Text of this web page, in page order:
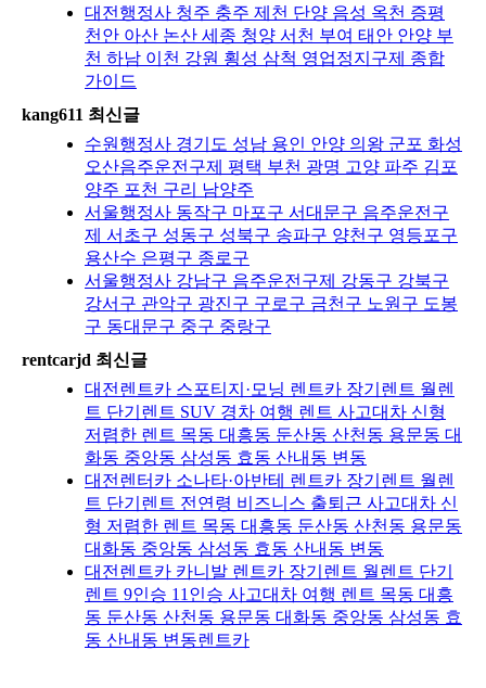
대전행정사 청주 충주 제천 단양 음성 옥천 증평
천안 아산 논산 세종 청양 서천 부여 태안 안양 부
천 하남 이천 강원 횡성 삼척 영업정지구제 종합
가이드
kang611 최신글
수원행정사 경기도 성남 용인 안양 의왕 군포 화성
오산음주운전구제 평택 부천 광명 고양 파주 김포
양주 포천 구리 남양주
서울행정사 동작구 마포구 서대문구 음주운전구
제 서초구 성동구 성북구 송파구 양천구 영등포구
용산수 은평구 종로구
서울행정사 강남구 음주운전구제 강동구 강북구
강서구 관악구 광진구 구로구 금천구 노원구 도봉
구 동대문구 중구 중랑구
rentcarjd 최신글
대전렌트카 스포티지·모닝 렌트카 장기렌트 월렌
트 단기렌트 SUV 경차 여행 렌트 사고대차 신형
저렴한 렌트 목동 대흥동 둔산동 산천동 용문동 대
화동 중앙동 삼성동 효동 산내동 변동
대전렌터카 소나타·아반테 렌트카 장기렌트 월렌
트 단기렌트 전연령 비즈니스 출퇴근 사고대차 신
형 저렴한 렌트 목동 대흥동 둔산동 산천동 용문동
대화동 중앙동 삼성동 효동 산내동 변동
대전렌트카 카니발 렌트카 장기렌트 월렌트 단기
렌트 9인승 11인승 사고대차 여행 렌트 목동 대흥
동 둔산동 산천동 용문동 대화동 중앙동 삼성동 효
동 산내동 변동렌트카